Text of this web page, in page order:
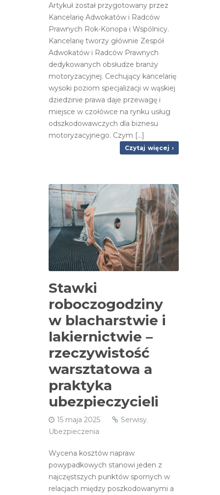
Artykuł został przygotowany przez
Kancelarię Adwokatów i Radców
Prawnych Rok-Konopa i Wspólnicy.
Kancelarię tworzy głównie Zespół
Adwokatów i Radców Prawnych
dedykowanych obsłudze branży
motoryzacyjnej. Cechujący kancelarię
wysoki poziom specjalizacji w wąskiej
dziedzinie prawa daje przewagę i
miejsce w czołówce na rynku usług
odszkodowawczych dla biznesu
motoryzacyjnego. Czym [...]
Czytaj więcej ›
Stawki
roboczogodziny
w blacharstwie i
lakiernictwie –
rzeczywistość
warsztatowa a
praktyka
ubezpieczycieli
15 maja 2025 Serwisy,
Ubezpieczenia
Wycena kosztów napraw
powypadkowych stanowi jeden z
najczęstszych punktów spornych w
relacjach między poszkodowanymi a